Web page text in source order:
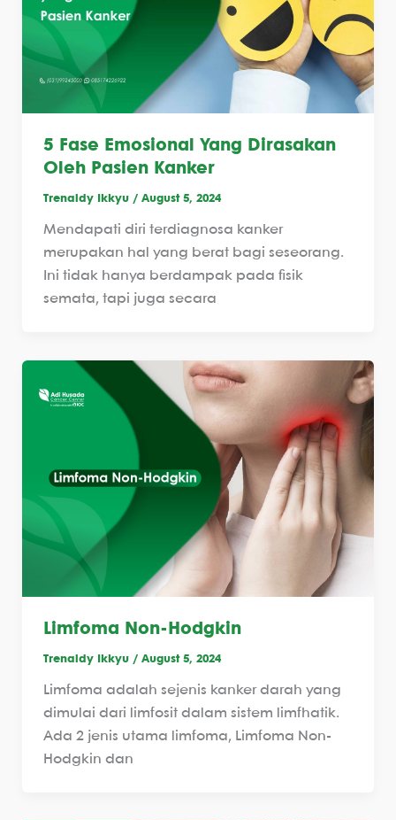
5 Fase Emosional Yang Dirasakan
Oleh Pasien Kanker
Trenaldy Ikkyu / August 5, 2024
Mendapati diri terdiagnosa kanker
merupakan hal yang berat bagi seseorang.
Ini tidak hanya berdampak pada fisik
semata, tapi juga secara
Limfoma Non-Hodgkin
Trenaldy Ikkyu / August 5, 2024
Limfoma adalah sejenis kanker darah yang
dimulai dari limfosit dalam sistem limfhatik.
Ada 2 jenis utama limfoma, Limfoma Non-
Hodgkin dan